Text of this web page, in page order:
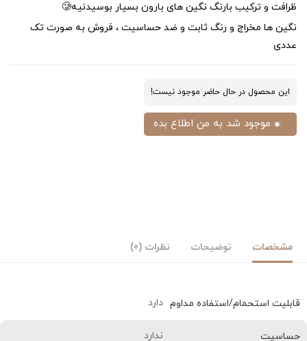
ظرافت و ترکیب با‌رنگ نگین های بارون بسیار بوسیدنیه🥲
نگین ها مخراج و رنگ ثابت و ضد حساسیت ، فروش به صورت تک
عددی
این محصول در حال حاضر موجود نیست!
موجود شد به من اطلاع بده
مشخصات توضیحات نظرات (0)
قابلیت استحمام/استفاده مداوم دارد
حساسیت ندارد